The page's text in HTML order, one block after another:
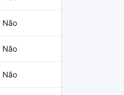
Não
Não
Não